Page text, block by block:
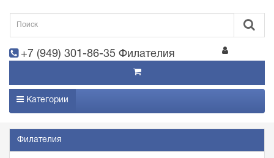
+7 (949) 301-86-35 Филателия
Категории
Филателия